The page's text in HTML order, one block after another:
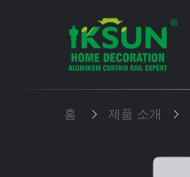
홈 제품 소개